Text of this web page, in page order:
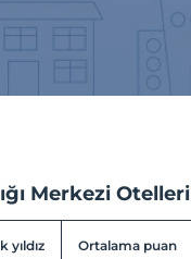
Merkezi Otelleri
yıldız Ortalama puan